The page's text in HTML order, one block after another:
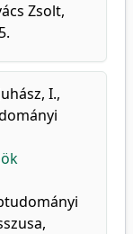
Zsolt,
I.,